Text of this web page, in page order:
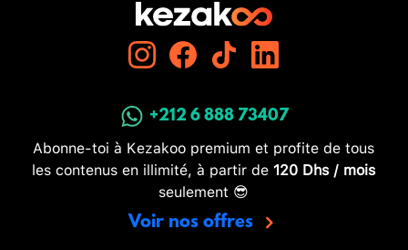
+212 6 888 73407
Abonne-toi à Kezakoo premium et profite de tous
les contenus en illimité, à partir de 120 Dhs / mois
seulement 😎
Voir nos offres